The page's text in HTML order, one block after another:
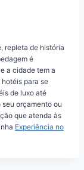
repleta de história
é
a cidade tem a
para se
de luxo até
orçamento ou
que atenda às
Experiência no